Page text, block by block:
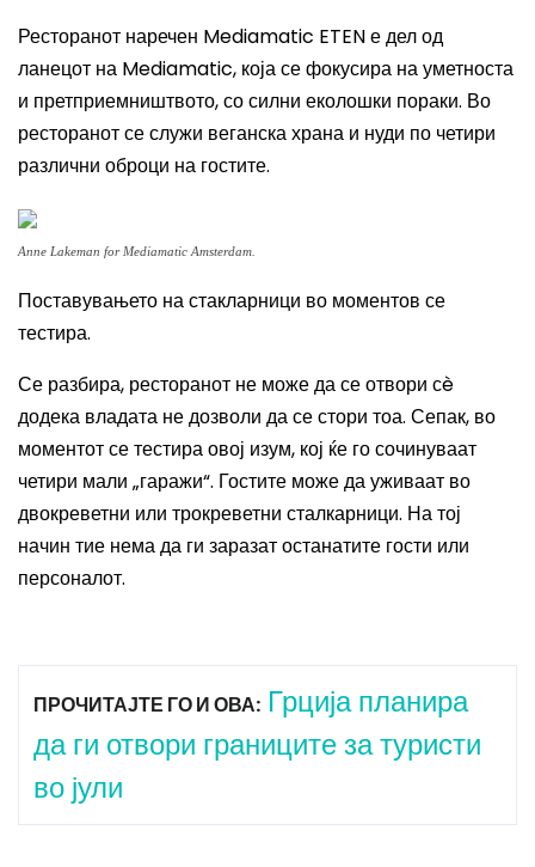
Ресторанот наречен Mediamatic ETEN е дел од
ланецот на Mediamatic, која се фокусира на уметноста
и претприемништвото, со силни еколошки пораки. Во
ресторанот се служи веганска храна и нуди по четири
различни оброци на гостите.
Anne Lakeman for Mediamatic Amsterdam.
Поставувањето на стакларници во моментов се
тестира.
Се разбира, ресторанот не може да се отвори сè
додека владата не дозволи да се стори тоа. Сепак, во
моментот се тестира овој изум, кој ќе го сочинуваат
четири мали „гаражи“. Гостите може да уживаат во
двокреветни или трокреветни сталкарници. На тој
начин тие нема да ги заразат останатите гости или
персоналот.
ПРОЧИТАЈТЕ ГО И ОВА: Грција планира
да ги отвори границите за туристи
во јули